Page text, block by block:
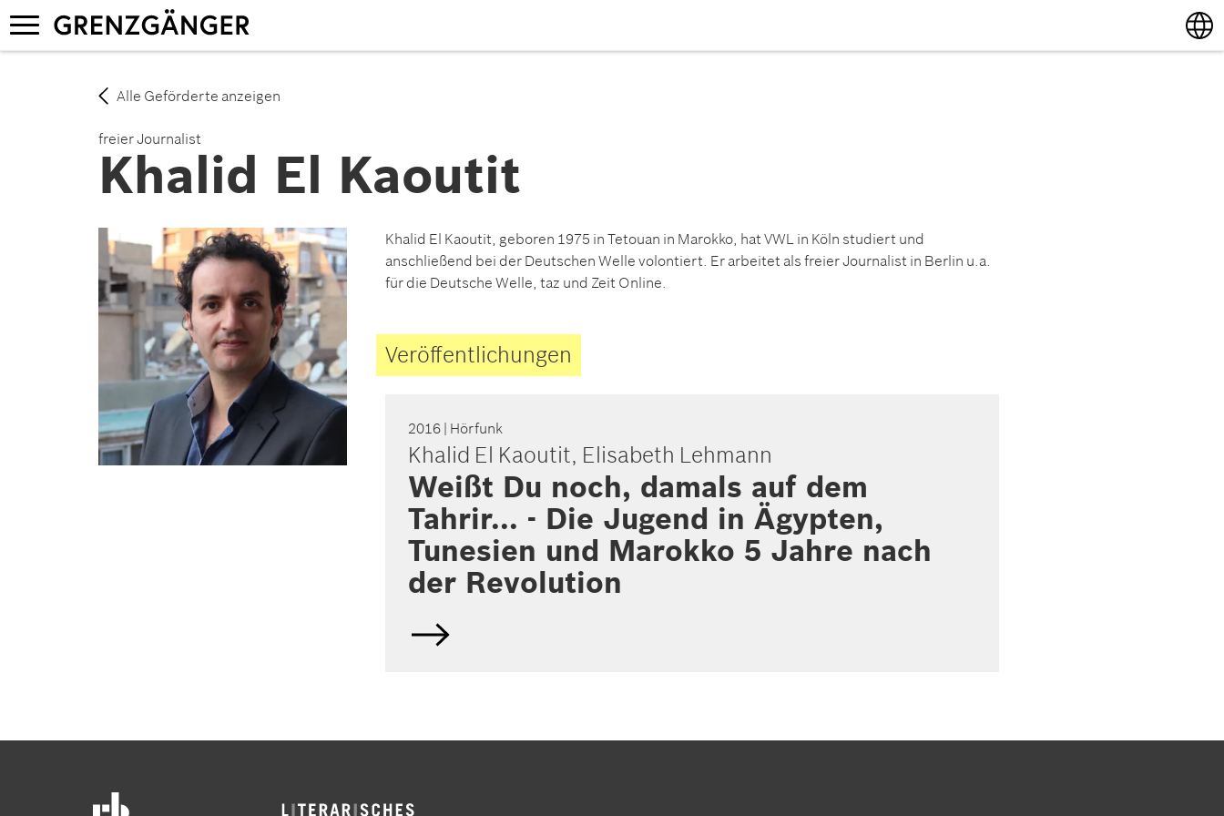
Direkt
zum
Inhalt
Navigation
aktivieren/deaktivieren
Alle Geförderte anzeigen
freier Journalist
Khalid El Kaoutit
Khalid El Kaoutit, geboren 1975 in Tetouan in Marokko, hat VWL in Köln studiert und
anschließend bei der Deutschen Welle volontiert. Er arbeitet als freier Journalist in Berlin u.a.
für die Deutsche Welle, taz und Zeit Online.
Veröffentlichungen
2016 | Hörfunk
Khalid El Kaoutit, Elisabeth Lehmann
Weißt Du noch, damals auf dem
Tahrir... - Die Jugend in Ägypten,
Tunesien und Marokko 5 Jahre nach
der Revolution